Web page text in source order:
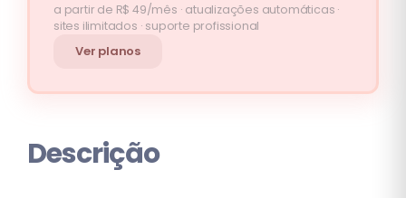
a partir de R$ 49/mês · atualizações automáticas ·
sites ilimitados · suporte profissional
Ver planos
Descrição